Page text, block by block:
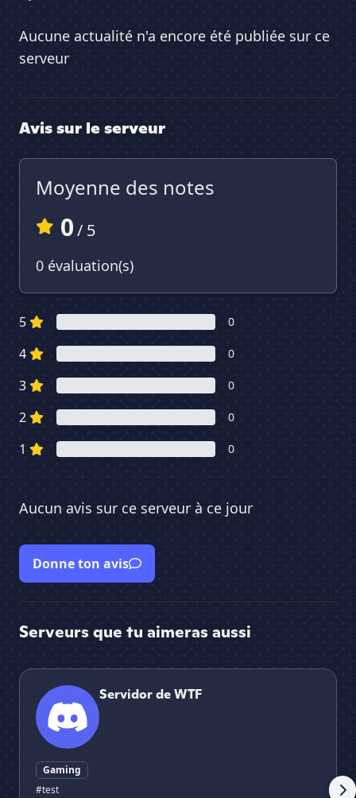
Aucune actualité n'a encore été publiée sur ce
serveur
Avis sur le serveur
Moyenne des notes
0/ 5
0 évaluation(s)
5 0
4 0
3 0
2 0
1 0
Aucun avis sur ce serveur à ce jour
Donne ton avis
Serveurs que tu aimeras aussi
Servidor de WTF
Servidor de WTF
Gaming
#test